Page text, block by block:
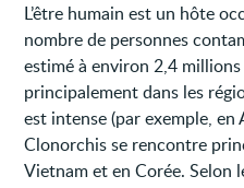
L’être humain est un hôte
nombre de personnes
estimé à environ 2,4
principalement dans les
est intense (par exemple, en
Clonorchis se rencontre
Vietnam et en Corée. Selon